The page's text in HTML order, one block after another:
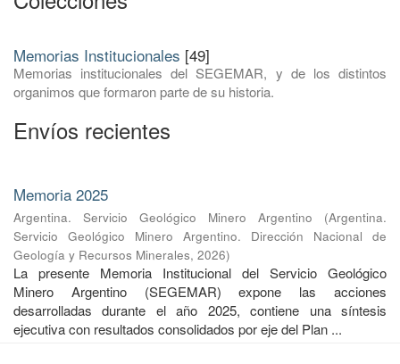
Memorias Institucionales [49]
Memorias institucionales del SEGEMAR, y de los distintos
organimos que formaron parte de su historia.
Envíos recientes
Memoria 2025
Argentina. Servicio Geológico Minero Argentino (Argentina.
Servicio Geológico Minero Argentino. Dirección Nacional de
Geología y Recursos Minerales, 2026)
La presente Memoria Institucional del Servicio Geológico
Minero Argentino (SEGEMAR) expone las acciones
desarrolladas durante el año 2025, contiene una síntesis
ejecutiva con resultados consolidados por eje del Plan ...